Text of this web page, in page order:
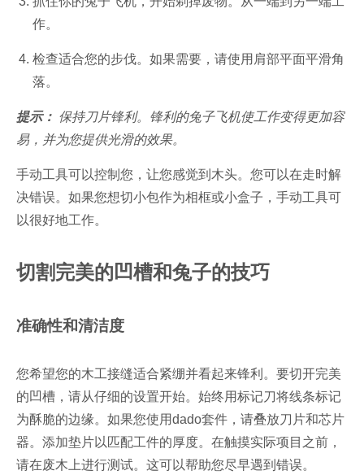
作。
检查适合您的步伐。如果需要，请使用肩部平面平滑角
落。
提示： 保持刀片锋利。锋利的兔子飞机使工作变得更加容
易，并为您提供光滑的效果。
手动工具可以控制您，让您感觉到木头。您可以在走时解
决错误。如果您想切小包作为相框或小盒子，手动工具可
以很好地工作。
切割完美的凹槽和兔子的技巧
准确性和清洁度
您希望您的木工接缝适合紧绷并看起来锋利。要切开完美
的凹槽，请从仔细的设置开始。始终用标记刀将线条标记
为酥脆的边缘。如果您使用dado套件，请叠放刀片和芯片
器。添加垫片以匹配工件的厚度。在触摸实际项目之前，
请在废木上进行测试。这可以帮助您尽早遇到错误。